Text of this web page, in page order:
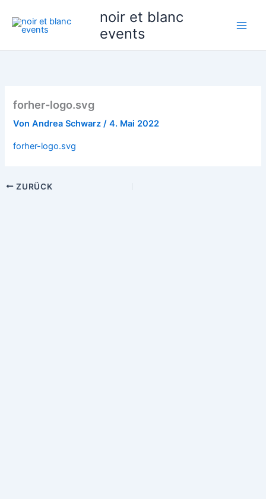
Inhalt
springen
noir et blanc
events
forher-logo.svg
VonAndrea Schwarz/4. Mai 2022
forher-logo.svg
ZURÜCK